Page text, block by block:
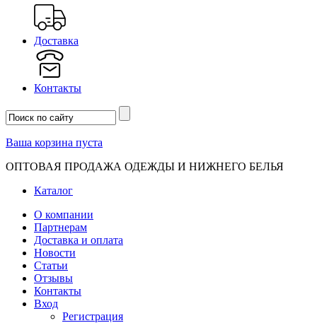
Доставка
Контакты
Ваша корзина пуста
ОПТОВАЯ ПРОДАЖА ОДЕЖДЫ И НИЖНЕГО БЕЛЬЯ
Каталог
О компании
Партнерам
Доставка и оплата
Новости
Статьи
Отзывы
Контакты
Вход
Регистрация